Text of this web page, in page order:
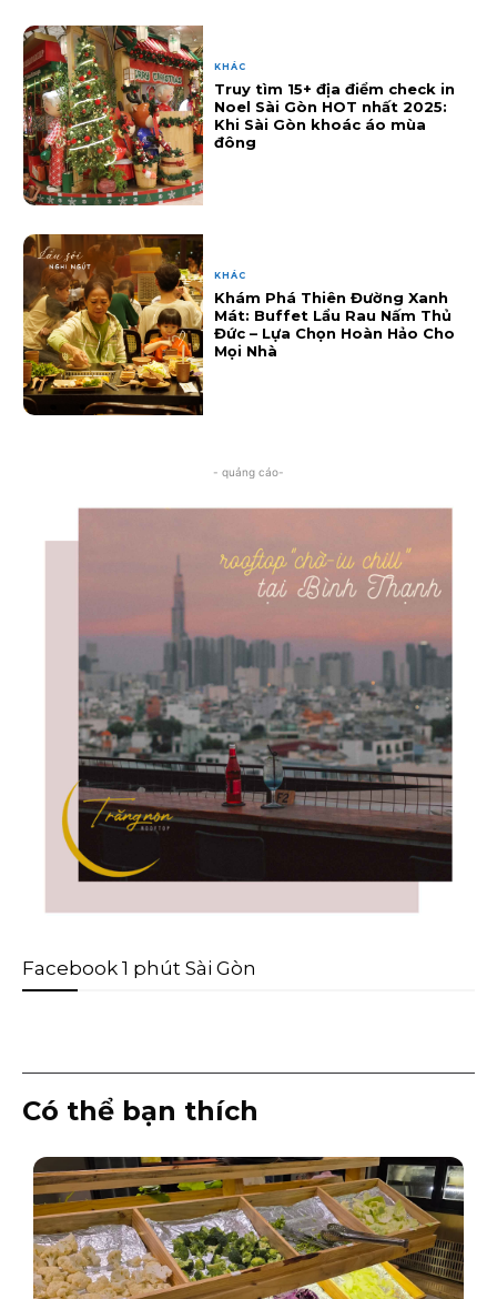
KHÁC
Truy tìm 15+ địa điểm check in
Noel Sài Gòn HOT nhất 2025:
Khi Sài Gòn khoác áo mùa
đông
KHÁC
Khám Phá Thiên Đường Xanh
Mát: Buffet Lẩu Rau Nấm Thủ
Đức – Lựa Chọn Hoàn Hảo Cho
Mọi Nhà
- quảng cáo-
Facebook 1 phút Sài Gòn
Có thể bạn thích